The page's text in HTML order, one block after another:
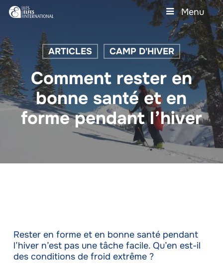
Skip
content
Menu
ARTICLES CAMP D'HIVER
Comment rester en
bonne santé et en
forme pendant l’hiver
Rester en forme et en bonne santé pendant
l’hiver n’est pas une tâche facile. Qu’en est-il
des conditions de froid extrême ?
Close
Menu